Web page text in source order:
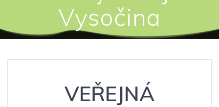
Vysočina
VEŘEJNÁ